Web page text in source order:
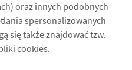
oraz innych podobnych
spersonalizowanych
się także znajdować tzw.
cookies.